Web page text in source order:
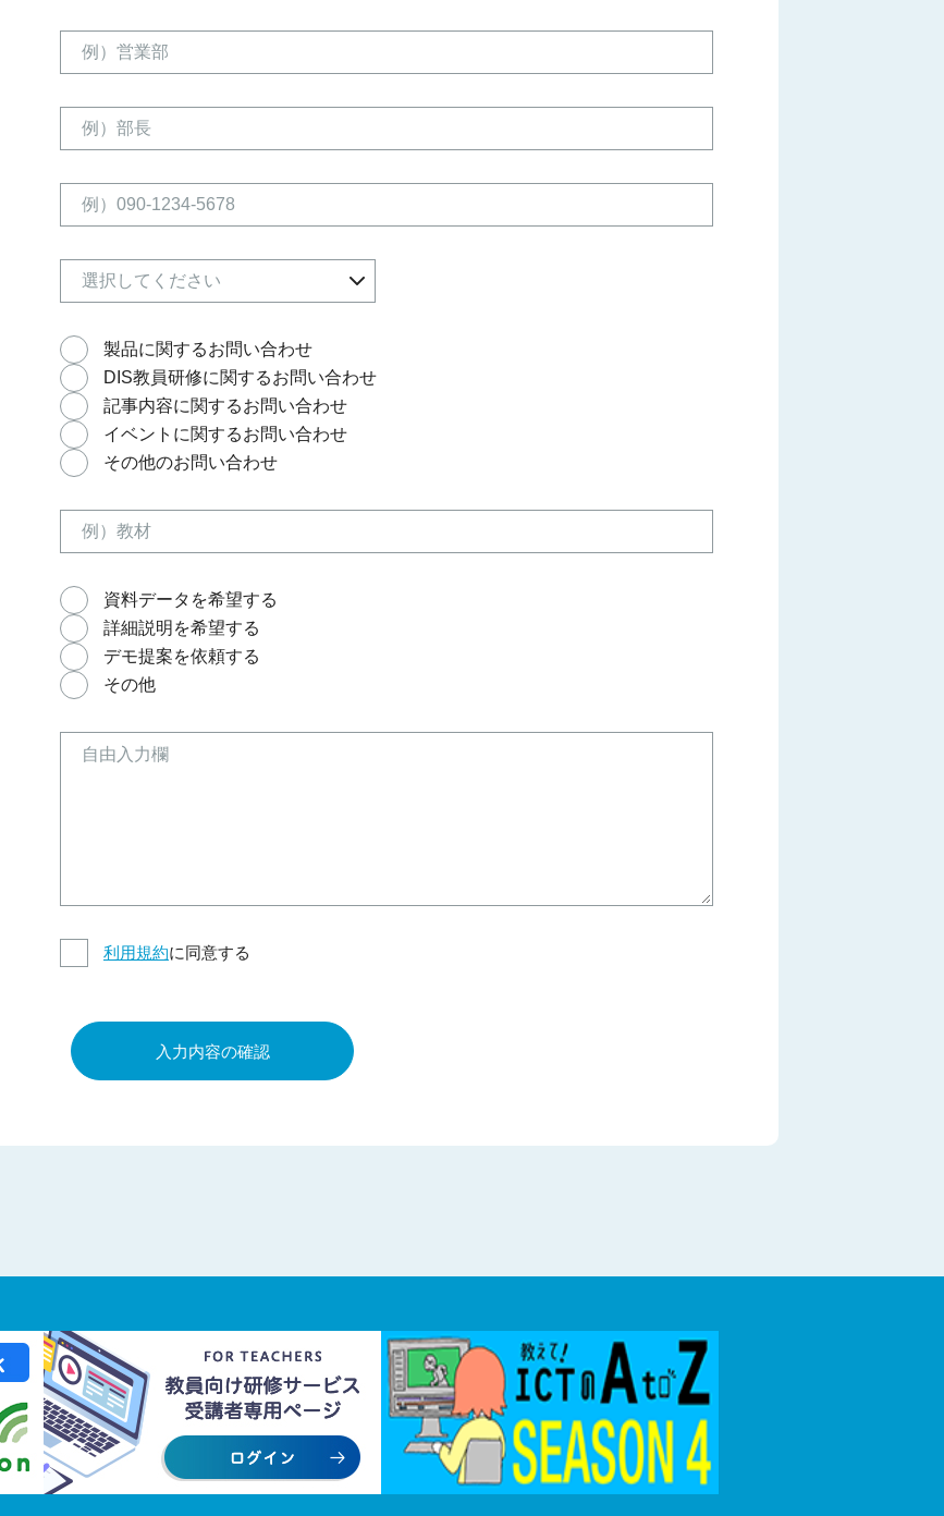
製品に関するお問い合わせ
DIS教員研修に関するお問い合わせ
記事内容に関するお問い合わせ
イベントに関するお問い合わせ
その他のお問い合わせ
資料データを希望する
詳細説明を希望する
デモ提案を依頼する
その他
利用規約に同意する
入力内容の確認